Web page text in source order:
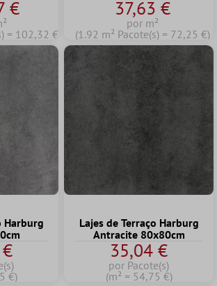
€
= 102,32 €)
37,63 €
por m²
(1.92 m² Pacote(s) = 72,25 €)
Harburg
€)
Lajes de Terraço Harburg
Antracite 80x80cm
35,04 €
por Pacote(s)
(m² = 54,75 €)